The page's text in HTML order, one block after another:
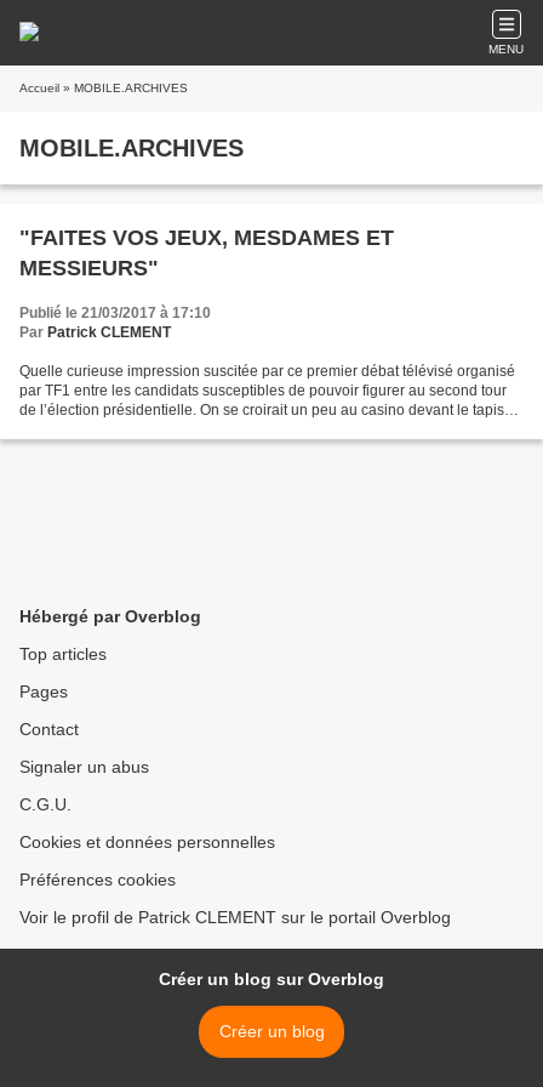
MENU
Accueil » MOBILE.ARCHIVES
MOBILE.ARCHIVES
"FAITES VOS JEUX, MESDAMES ET
MESSIEURS"
Publié le 21/03/2017 à 17:10
Par Patrick CLEMENT
Quelle curieuse impression suscitée par ce premier débat télévisé organisé
par TF1 entre les candidats susceptibles de pouvoir figurer au second tour
de l’élection présidentielle. On se croirait un peu au casino devant le tapis
Hébergé par Overblog
Top articles
Pages
Contact
Signaler un abus
C.G.U.
Cookies et données personnelles
Préférences cookies
Voir le profil de Patrick CLEMENT sur le portail Overblog
Créer un blog sur Overblog
Créer un blog